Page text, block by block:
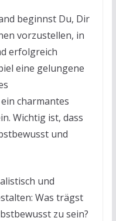
beginnst Du, Dir
vorzustellen, in
erfolgreich
eine gelungene
charmantes
Wichtig ist, dass
und
und
Was trägst
zu sein?